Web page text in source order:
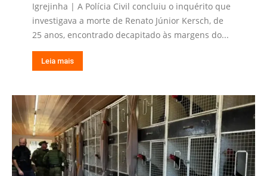
Igrejinha | A Polícia Civil concluiu o inquérito que
investigava a morte de Renato Júnior Kersch, de
25 anos, encontrado decapitado às margens do...
Leia mais